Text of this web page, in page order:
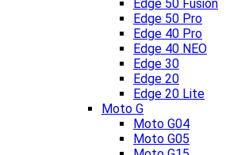
Edge 50 Fusion
Edge 50 Pro
Edge 40 Pro
Edge 40 NEO
Edge 30
Edge 20
Edge 20 Lite
Moto G
Moto G04
Moto G05